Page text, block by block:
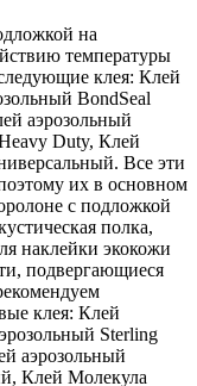
на
температуры
клея: Клей
BondSeal
аэрозольный
Duty, Клей
Все эти
их в основном
с подложкой
полка,
наклейки экокожи
подвергающиеся
клея: Клей
Sterling
аэрозольный
Клей Молекула